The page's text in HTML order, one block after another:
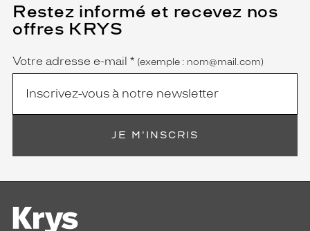
Restez informé et recevez nos
offres KRYS
Name
Votre adresse e-mail *
(Ce
champ
est
obligatoire)
(exemple : nom@mail.com)
JE M'INSCRIS